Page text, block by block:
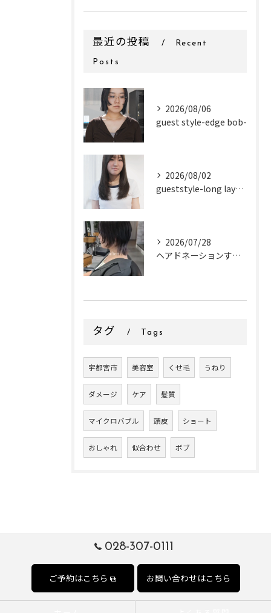
最近の投稿 Recent
Posts
2026/08/06
guest style-edge bob-
2026/08/02
gueststyle-long layer-
2026/07/28
ヘアドネーションするお客様✂
タグ Tags
宇都宮市 美容室 くせ毛 うねり
ダメージ ケア 髪質
マイクロバブル 頭皮 ショート
おしゃれ 似合わせ ボブ
028-307-0111
ご予約はこちら お問い合わせはこちら